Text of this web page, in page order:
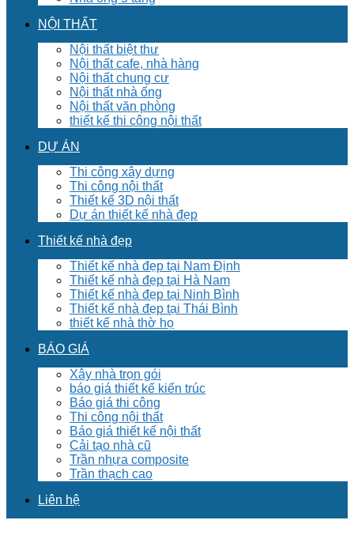
NỘI THẤT
Nội thất biệt thư
Nội thất cafe, nhà hàng
Nội thất chung cư
Nội thất nhà ống
Nội thất văn phòng
thiết kế thi công nội thất
DỰ ÁN
Thi công xây dựng
Thi công nội thất
Thiết kế 3D nội thất
Dự án thiết kế nhà đẹp
Thiết kế nhà đẹp
Thiết kế nhà đẹp tại Nam Định
Thiết kế nhà đẹp tại Hà Nam
Thiết kế nhà đẹp tại Ninh Bình
Thiết kế nhà đẹp tại Thái Bình
thiết kế nhà thờ họ
BÁO GIÁ
Xây nhà trọn gói
báo giá thiết kế kiến trúc
Báo giá thi công
Thi công nội thất
Báo giá thiết kế nội thất
Cải tạo nhà cũ
Trần nhựa composite
Trần thạch cao
Liên hệ